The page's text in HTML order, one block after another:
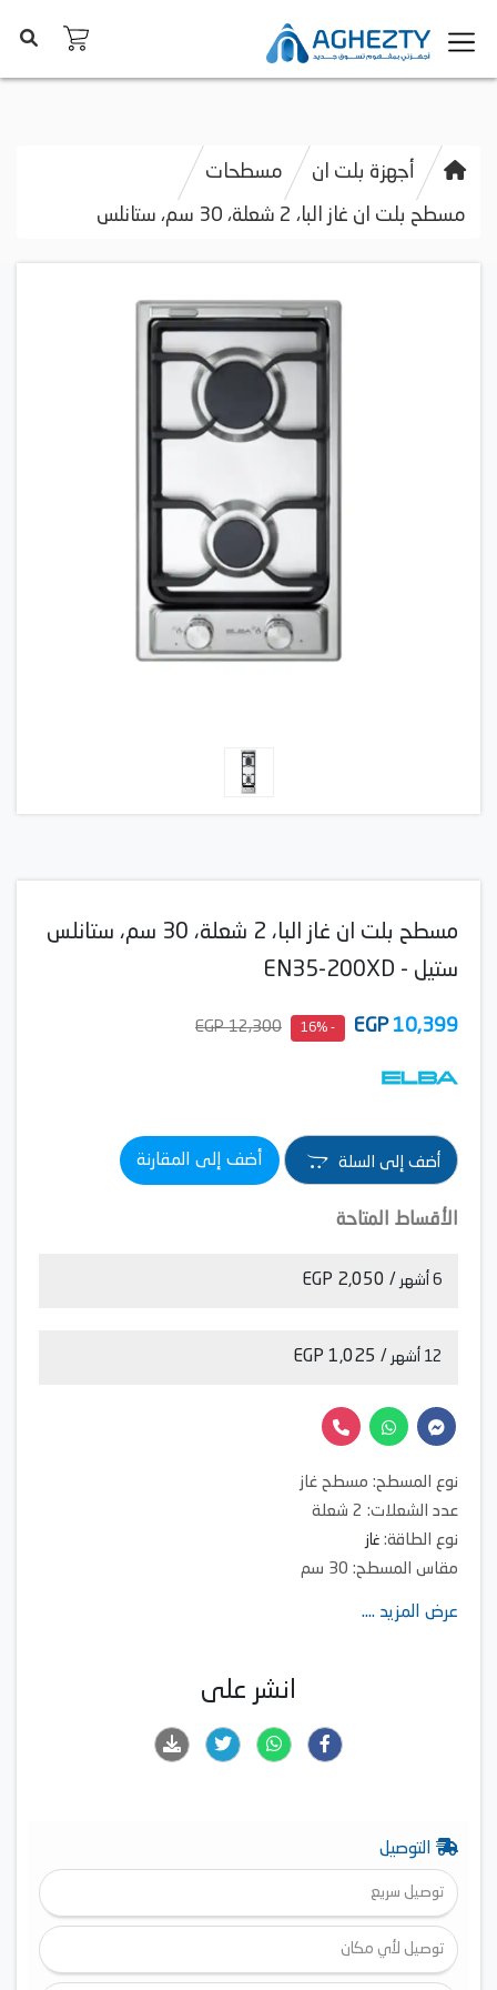
أجهزة بلت ان مسطحات
مسطح بلت ان غاز البا، 2 شعلة، 30 سم، ستانلس
مسطح بلت ان غاز البا، 2 شعلة، 30 سم، ستانلس
ستيل - EN35-200XD
10,399
EGP
- 16%
12,300 EGP
أضف إلى السلة أضف إلى المقارنة
الأقساط المتاحة
6 أشهر / 2,050 EGP
12 أشهر / 1,025 EGP
نوع المسطح: مسطح غاز
عدد الشعلات: 2 شعلة
نوع الطاقة: غاز
مقاس المسطح: 30 سم
عرض المزيد ....
انشر على
التوصيل
توصيل سريع
توصيل لأي مكان